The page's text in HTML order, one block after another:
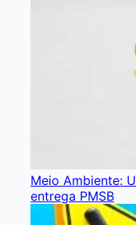
Meio Ambiente:
entrega PMSB